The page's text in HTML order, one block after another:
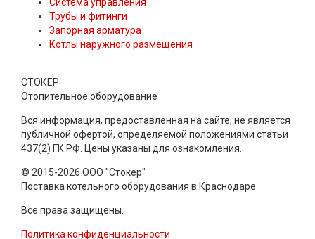
Трубы и фитинги
Запорная арматура
Котлы наружного размещения
СТОКЕР
Отопительное оборудование
Вся информация, предоставленная на сайте, не является
публичной офертой, определяемой положениями статьи
437(2) ГК РФ. Цены указаны для ознакомления.
© 2015-2026 ООО "Стокер"
Поставка котельного оборудования в Краснодаре
Все права защищены.
Политика конфиденциальности